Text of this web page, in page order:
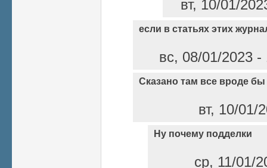
вт, 10/01/
если в статьях этих
вс, 08/01/2023
Сказано там все вроде бы
вт, 10/01/
Ну почему подделки
ср, 11/01/